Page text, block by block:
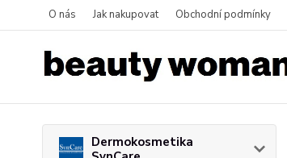
O nás Jak nakupovat Obchodní podmínky
Dermokosmetika